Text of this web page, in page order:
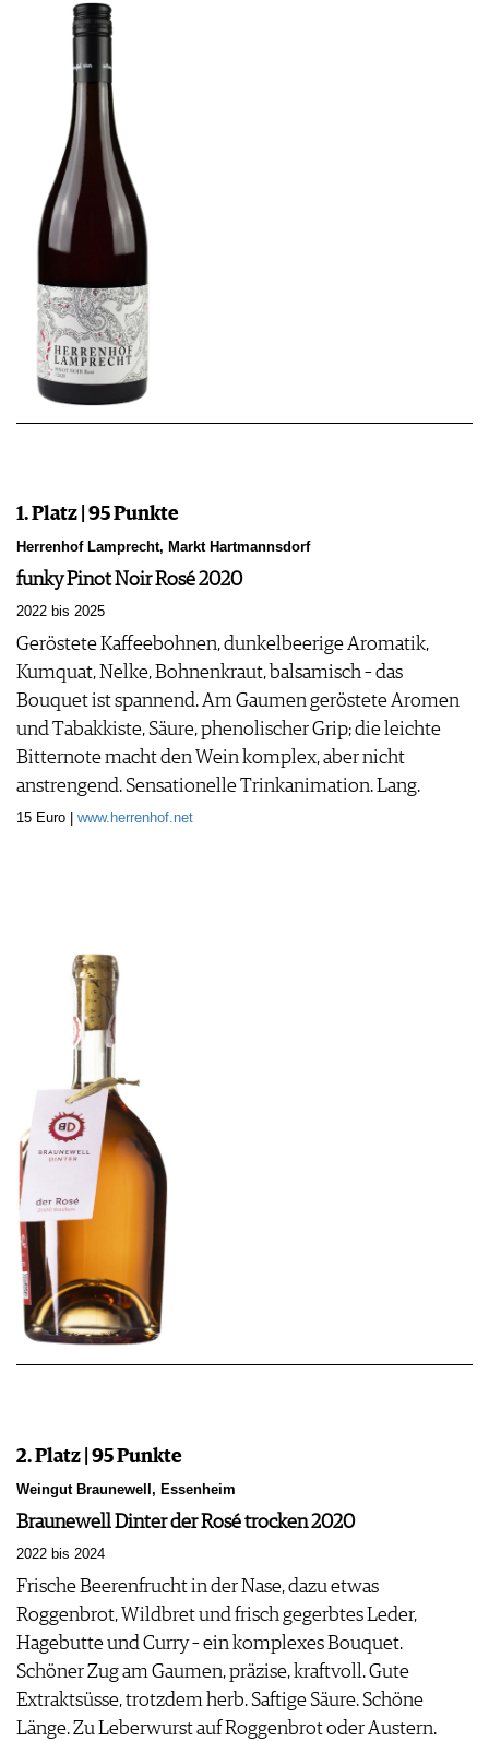
1. Platz | 95 Punkte
Herrenhof Lamprecht, Markt Hartmannsdorf
funky Pinot Noir Rosé 2020
2022 bis 2025
Geröstete Kaffeebohnen, dunkelbeerige Aromatik,
Kumquat, Nelke, Bohnenkraut, balsamisch – das
Bouquet ist spannend. Am Gaumen geröstete Aromen
und Tabakkiste, Säure, phenolischer Grip; die leichte
Bitternote macht den Wein komplex, aber nicht
anstrengend. Sensationelle Trinkanimation. Lang.
15 Euro | www.herrenhof.net
2. Platz | 95 Punkte
Weingut Braunewell, Essenheim
Braunewell Dinter der Rosé trocken 2020
2022 bis 2024
Frische Beerenfrucht in der Nase, dazu etwas
Roggenbrot, Wildbret und frisch gegerbtes Leder,
Hagebutte und Curry – ein komplexes Bouquet.
Schöner Zug am Gaumen, präzise, kraftvoll. Gute
Extraktsüsse, trotzdem herb. Saftige Säure. Schöne
Länge. Zu Leberwurst auf Roggenbrot oder Austern.